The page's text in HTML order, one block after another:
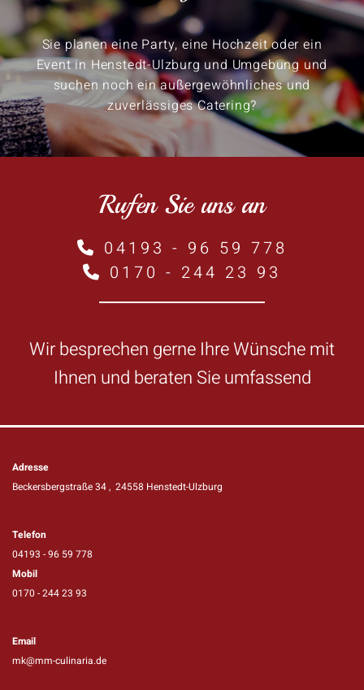
Sie planen eine Party, eine Hochzeit oder ein
Event in Henstedt-Ulzburg und Umgebung und
suchen noch ein außergewöhnliches und
zuverlässiges Catering?
Rufen Sie uns an
 04193 - 96 59 778
 0170 - 244 23 93
Wir besprechen gerne Ihre Wünsche mit
Ihnen und beraten Sie umfassend
Adresse
Beckersbergstraße 34 , 24558 Henstedt-Ulzburg
Telefon
04193 - 96 59 778
Mobil
0170 - 244 23 93
Email
mk@mm-culinaria.de